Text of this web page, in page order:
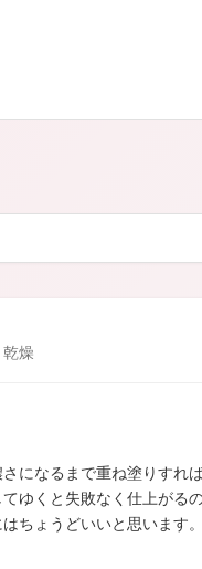
燥
になるまで重ね塗りすれ
ゆくと失敗なく仕上がる
ちょうどいいと思います